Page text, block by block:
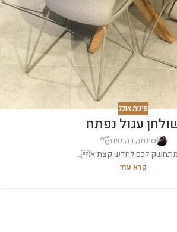
פינות אוכל
עגול נפתח
סינמה רהיטים
לכם לחדש קצת א...
קרא עוד